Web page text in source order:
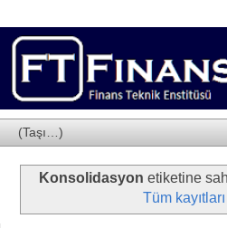
Konsolidasyon etiketine
Tüm